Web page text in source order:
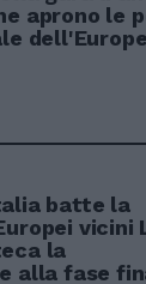
aprono le
batte la
vicini
la
alla fase